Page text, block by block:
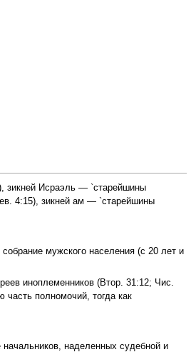
зикней Исраэль — `старейшины
4:15), зикней ам — `старейшины
мужского населения (с 20 лет и
иноплеменников (Втор. 31:12; Чис.
часть полномочий, тогда как
наделенных судебной и